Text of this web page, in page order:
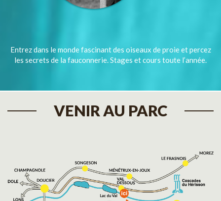
Entrez dans le monde fascinant des oiseaux de proie et percez
les secrets de la fauconnerie. Stages et cours toute l’année.
VENIR AU PARC